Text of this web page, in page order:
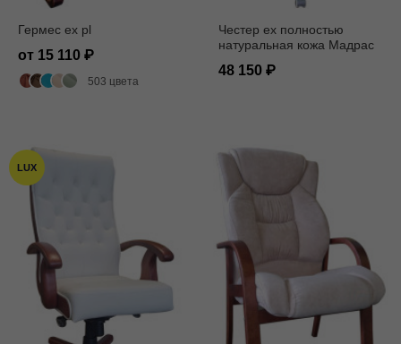
Гермес ех pl
от 15 110
503 цвета
Честер ех полностью
натуральная кожа Мадрас
48 150
LUX